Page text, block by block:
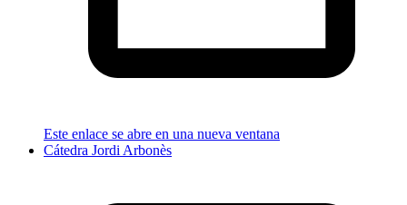
Este enlace se abre en una nueva ventana
Cátedra Jordi Arbonès